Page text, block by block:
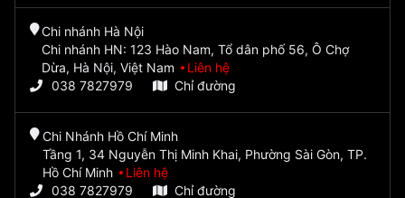
Chi nhánh Hà Nội
Chi nhánh HN: 123 Hào Nam, Tổ dân phố 56, Ô Chợ
Dừa, Hà Nội, Việt Nam
Liên hệ
038 7827979
Chỉ đường
Chi Nhánh Hồ Chí Minh
Tầng 1, 34 Nguyễn Thị Minh Khai, Phường Sài Gòn, TP.
Hồ Chí Minh
Liên hệ
038 7827979
Chỉ đường